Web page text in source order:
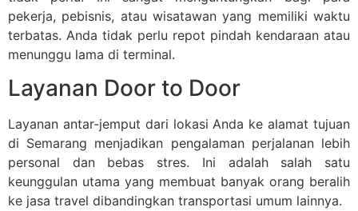
pekerja, pebisnis, atau wisatawan yang memiliki waktu
terbatas. Anda tidak perlu repot pindah kendaraan atau
menunggu lama di terminal.
Layanan Door to Door
Layanan antar-jemput dari lokasi Anda ke alamat tujuan
di Semarang menjadikan pengalaman perjalanan lebih
personal dan bebas stres. Ini adalah salah satu
keunggulan utama yang membuat banyak orang beralih
ke jasa travel dibandingkan transportasi umum lainnya.